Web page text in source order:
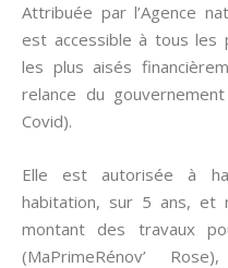
Attribuée par l’Agence
est accessible à tous les
les plus aisés
relance du
Covid).
Elle est autorisée à
habitation, sur 5 ans, et
montant des travaux
(MaPrimeRénov’